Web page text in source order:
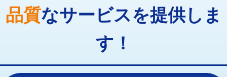
理・調整・分解・加工など（重作業）
その他部品の脱着 8,800円～
交換・取付(単水栓（壁付・デッキ
13,200円+材料費
品質なサービスを提供しま
す！